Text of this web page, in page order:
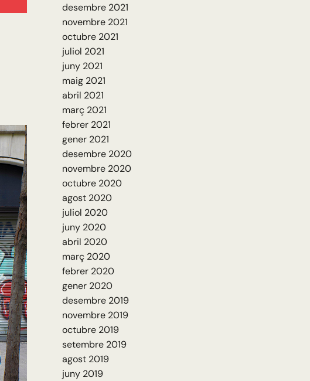
desembre 2021
novembre 2021
octubre 2021
juliol 2021
juny 2021
maig 2021
abril 2021
març 2021
febrer 2021
gener 2021
desembre 2020
novembre 2020
octubre 2020
agost 2020
juliol 2020
juny 2020
abril 2020
març 2020
febrer 2020
gener 2020
desembre 2019
novembre 2019
octubre 2019
setembre 2019
agost 2019
juny 2019